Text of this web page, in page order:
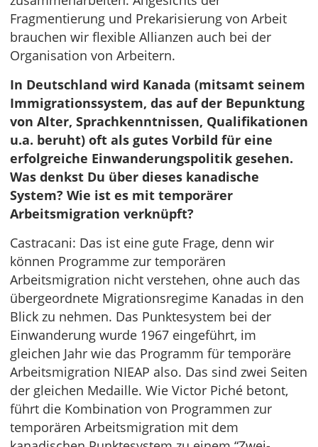
Fragmentierung und Prekarisierung von Arbeit
brauchen wir flexible Allianzen auch bei der
Organisation von Arbeitern.
In Deutschland wird Kanada (mitsamt seinem
Immigrationssystem, das auf der Bepunktung
von Alter, Sprachkenntnissen, Qualifikationen
u.a. beruht) oft als gutes Vorbild für eine
erfolgreiche Einwanderungspolitik gesehen.
Was denkst Du über dieses kanadische
System? Wie ist es mit temporärer
Arbeitsmigration verknüpft?
Castracani: Das ist eine gute Frage, denn wir
können Programme zur temporären
Arbeitsmigration nicht verstehen, ohne auch das
übergeordnete Migrationsregime Kanadas in den
Blick zu nehmen. Das Punktesystem bei der
Einwanderung wurde 1967 eingeführt, im
gleichen Jahr wie das Programm für temporäre
Arbeitsmigration NIEAP also. Das sind zwei Seiten
der gleichen Medaille. Wie Victor Piché betont,
führt die Kombination von Programmen zur
temporären Arbeitsmigration mit dem